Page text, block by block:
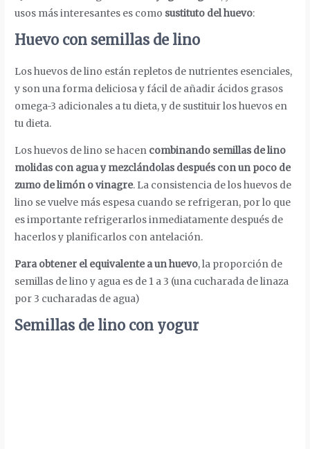
usos más interesantes es como sustituto del huevo:
Huevo con semillas de lino
Los huevos de lino están repletos de nutrientes esenciales,
y son una forma deliciosa y fácil de añadir ácidos grasos
omega-3 adicionales a tu dieta, y de sustituir los huevos en
tu dieta.
Los huevos de lino se hacen combinando semillas de lino
molidas con agua y mezclándolas después con un poco de
zumo de limón o vinagre. La consistencia de los huevos de
lino se vuelve más espesa cuando se refrigeran, por lo que
es importante refrigerarlos inmediatamente después de
hacerlos y planificarlos con antelación.
Para obtener el equivalente a un huevo, la proporción de
semillas de lino y agua es de 1 a 3 (una cucharada de linaza
por 3 cucharadas de agua)
Semillas de lino con yogur